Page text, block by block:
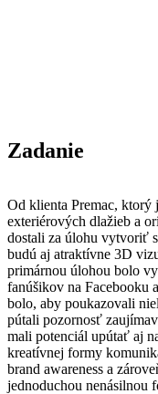
Zadanie
Od klienta Premac, ktorý
exteriérových dlažieb a
dostali za úlohu vytvoriť
budú aj atraktívne 3D
primárnou úlohou bolo
fanúšikov na Facebooku
bolo, aby poukazovali
pútali pozornosť
mali potenciál upútať aj
kreatívnej formy
brand awareness a
jednoduchou nenásilnou